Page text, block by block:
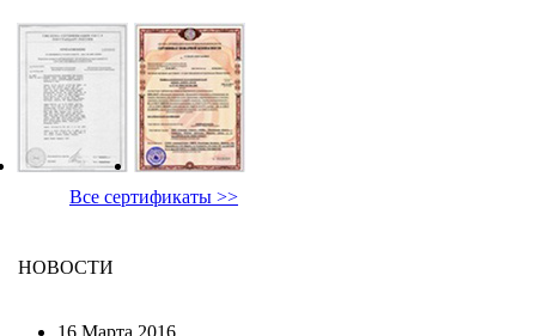
Все сертификаты >>
НОВОСТИ
16 Марта 2016